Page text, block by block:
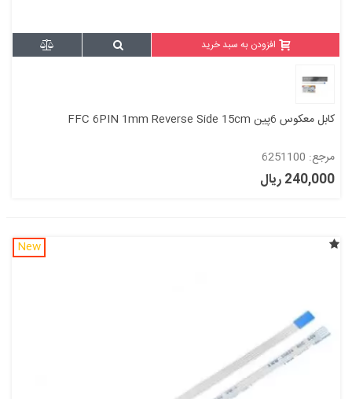
افزودن به سبد خرید
کابل معکوس 6پین FFC 6PIN 1mm Reverse Side 15cm
مرجع: 6251100
240,000 ریال
New